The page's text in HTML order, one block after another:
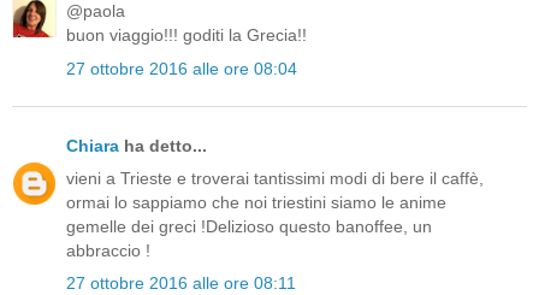
@paola
buon viaggio!!! goditi la Grecia!!
27 ottobre 2016 alle ore 08:04
Chiara ha detto...
vieni a Trieste e troverai tantissimi modi di bere il caffè,
ormai lo sappiamo che noi triestini siamo le anime
gemelle dei greci !Delizioso questo banoffee, un
abbraccio !
27 ottobre 2016 alle ore 08:11